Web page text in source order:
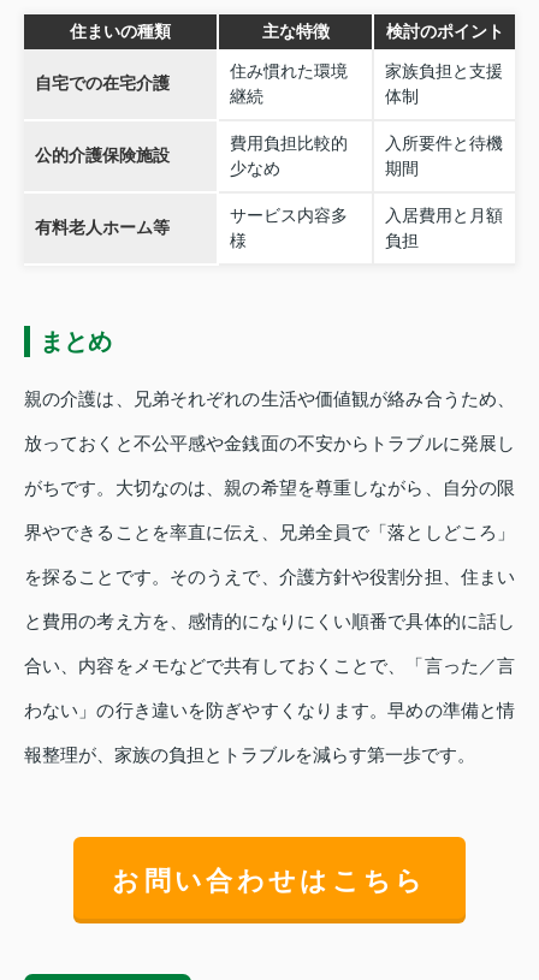
住まいの種類 主な特徴 検討のポイント
自宅での在宅介護
住み慣れた環境
継続
家族負担と支援
体制
公的介護保険施設
費用負担比較的
少なめ
入所要件と待機
期間
有料老人ホーム等
サービス内容多
様
入居費用と月額
負担
まとめ
親の介護は、兄弟それぞれの生活や価値観が絡み合うため、
放っておくと不公平感や金銭面の不安からトラブルに発展し
がちです。大切なのは、親の希望を尊重しながら、自分の限
界やできることを率直に伝え、兄弟全員で「落としどころ」
を探ることです。そのうえで、介護方針や役割分担、住まい
と費用の考え方を、感情的になりにくい順番で具体的に話し
合い、内容をメモなどで共有しておくことで、「言った／言
わない」の行き違いを防ぎやすくなります。早めの準備と情
報整理が、家族の負担とトラブルを減らす第一歩です。
お問い合わせはこちら